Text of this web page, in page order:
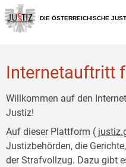
Zur
Hauptnavigation
[1]
Zum
Inhalt
[2]
DIE ÖSTERREICHISCHE
Internetauftritt
Willkommen auf den
Justiz!
Auf dieser Plattform (
Justizbehörden, die
der Strafvollzug. Dazu gibt